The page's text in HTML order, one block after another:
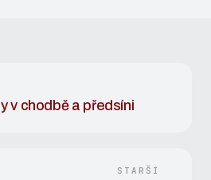
v chodbě a předsíni
STARŠÍ